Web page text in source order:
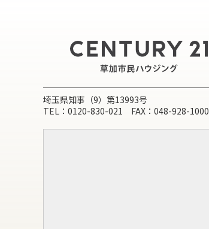
埼玉県知事（9）第13993号
TEL：0120-830-021 FAX：048-928-1000